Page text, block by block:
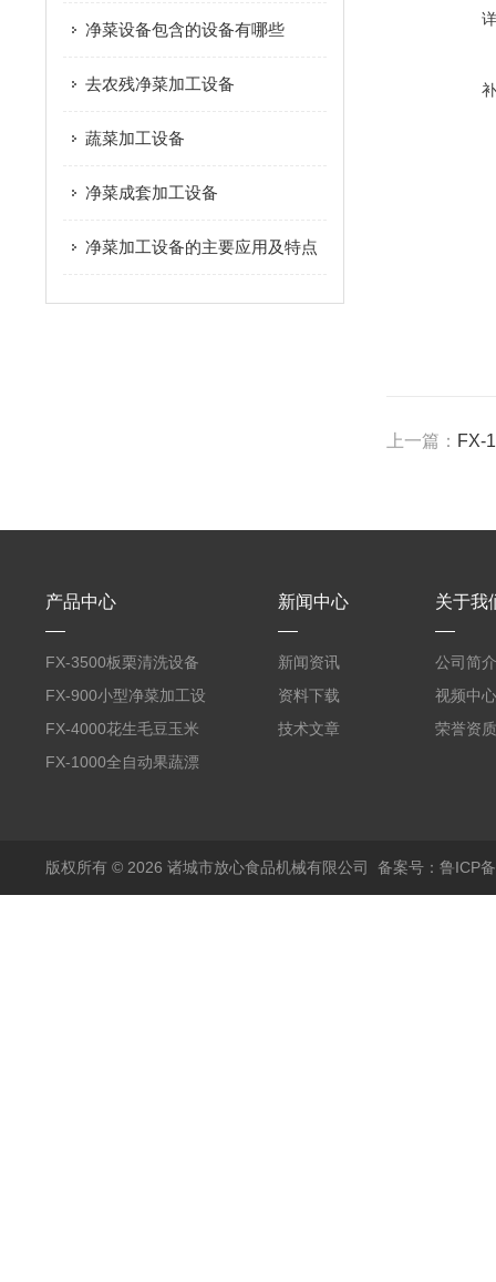
净菜设备包含的设备有哪些
去农残净菜加工设备
蔬菜加工设备
净菜成套加工设备
净菜加工设备的主要应用及特点
上一篇： FX-
产品中心
FX-3500板栗清洗设备
全自动气泡清洗机
FX-900小型净菜加工设
备野菜清洗机
FX-4000花生毛豆玉米
蒸煮漂烫机
FX-1000全自动果蔬漂
新闻中心
新闻资讯
资料下载
技术文章
关于我
公司简介
视频中心
荣誉资质
版权所有 © 2026 诸城市放心食品机械有限公司 备案号：鲁ICP